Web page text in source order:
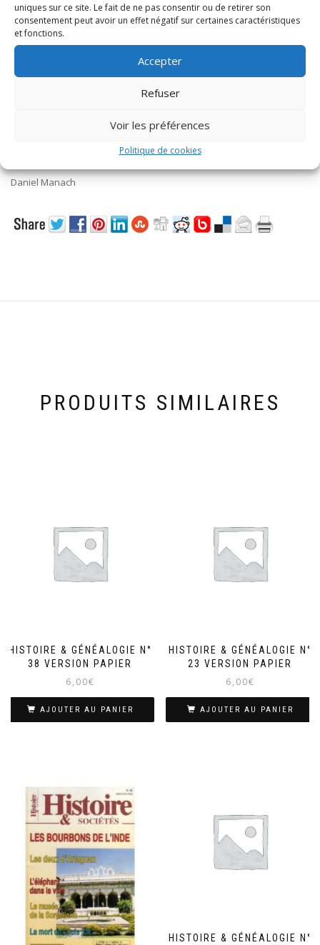
uniques sur ce site. Le fait de ne pas consentir ou de retirer son
consentement peut avoir un effet négatif sur certaines caractéristiques
et fonctions.
Accepter
Refuser
Voir les préférences
Politique de cookies
Musée
La figurine historique à Compiègne
(1re partie)
Daniel Manach
PRODUITS SIMILAIRES
HISTOIRE & GÉNÉALOGIE N°
38 VERSION PAPIER
6,00€
AJOUTER AU PANIER
HISTOIRE & GÉNÉALOGIE N°
23 VERSION PAPIER
6,00€
AJOUTER AU PANIER
HISTOIRE & GÉNÉALOGIE N°